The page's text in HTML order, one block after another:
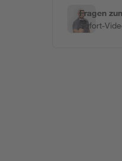
Fragen
Sofort-